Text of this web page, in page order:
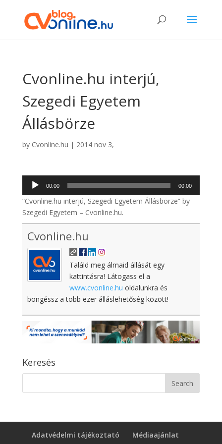
Cvonline.hu interjú,
Szegedi Egyetem
Állásbörze
by Cvonline.hu | 2014 nov 3,
Audio
Player
00:00 00:00
“Cvonline.hu interjú, Szegedi Egyetem Állásbörze” by
Szegedi Egyetem – Cvonline.hu.
Cvonline.hu
Találd meg álmaid állását egy
kattintásra! Látogass el a
www.cvonline.hu oldalunkra és
böngéssz a több ezer álláslehetőség között!
Keresés
Adatvédelmi tájékoztató Médiaajánlat